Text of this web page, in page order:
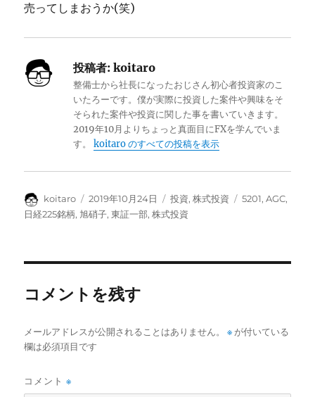
売ってしまおうか(笑)
投稿者: koitaro
整備士から社長になったおじさん初心者投資家のこ
いたろーです。僕が実際に投資した案件や興味をそ
そられた案件や投資に関した事を書いていきます。
2019年10月よりちょっと真面目にFXを学んでいま
す。koitaro のすべての投稿を表示
投
稿
koitaro
投
稿
2019年10月24日
カ
テ
投資,株式投資
タ
5201,AGC,
日経225銘柄, 旭硝子,東証一部,株式投資
コメントを残す
メールアドレスが公開されることはありません。 ※ が付いている
欄は必須項目です
コメント※